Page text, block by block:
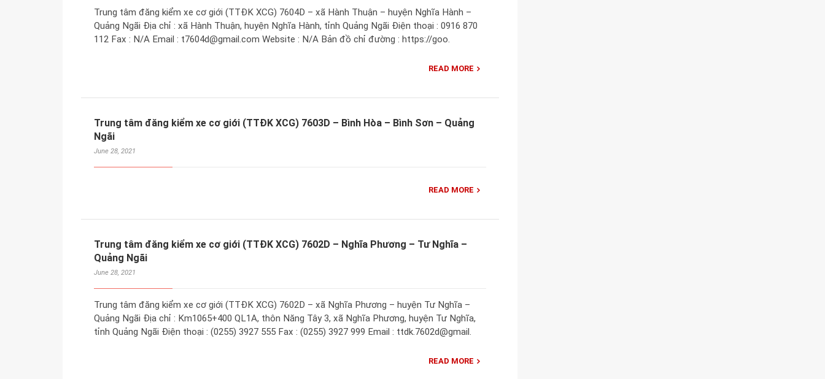
Trung tâm đăng kiểm xe cơ giới (TTĐK XCG) 7604D – xã Hành Thuận – huyện Nghĩa Hành –
Quảng Ngãi Địa chỉ : xã Hành Thuận, huyện Nghĩa Hành, tỉnh Quảng Ngãi Điện thoại : 0916 870
112 Fax : N/A Email : t7604d@gmail.com Website : N/A Bản đồ chỉ đường : https://goo.
READ MORE
Trung tâm đăng kiểm xe cơ giới (TTĐK XCG) 7603D – Bình Hòa – Bình Sơn – Quảng
Ngãi
June 28, 2021
READ MORE
Trung tâm đăng kiểm xe cơ giới (TTĐK XCG) 7602D – Nghĩa Phương – Tư Nghĩa –
Quảng Ngãi
June 28, 2021
Trung tâm đăng kiểm xe cơ giới (TTĐK XCG) 7602D – xã Nghĩa Phương – huyện Tư Nghĩa –
Quảng Ngãi Địa chỉ : Km1065+400 QL1A, thôn Năng Tây 3, xã Nghĩa Phương, huyện Tư Nghĩa,
tỉnh Quảng Ngãi Điện thoại : (0255) 3927 555 Fax : (0255) 3927 999 Email : ttdk.7602d@gmail.
READ MORE